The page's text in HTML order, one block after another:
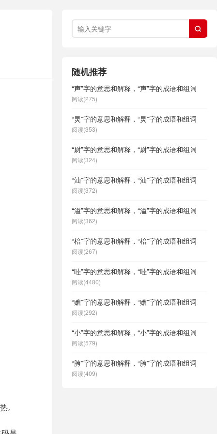
。

随机推荐
“声”字的意思和解释，“声”字的成语和组词
阅读(275)
“炅”字的意思和解释，“炅”字的成语和组词
阅读(353)
“尉”字的意思和解释，“尉”字的成语和组词
阅读(324)
“汕”字的意思和解释，“汕”字的成语和组词
阅读(372)
“溢”字的意思和解释，“溢”字的成语和组词
阅读(362)
“棓”字的意思和解释，“棓”字的成语和组词
阅读(267)
“哇”字的意思和解释，“哇”字的成语和组词
阅读(4480)
“赡”字的意思和解释，“赡”字的成语和组词
阅读(292)
“小”字的意思和解释，“小”字的成语和组词
阅读(579)
“胯”字的意思和解释，“胯”字的成语和组词
阅读(409)